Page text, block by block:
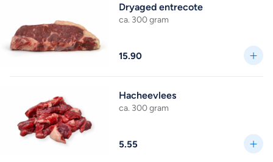
Dryaged entrecote
ca. 300 gram
15.90
Hacheevlees
ca. 300 gram
5.55